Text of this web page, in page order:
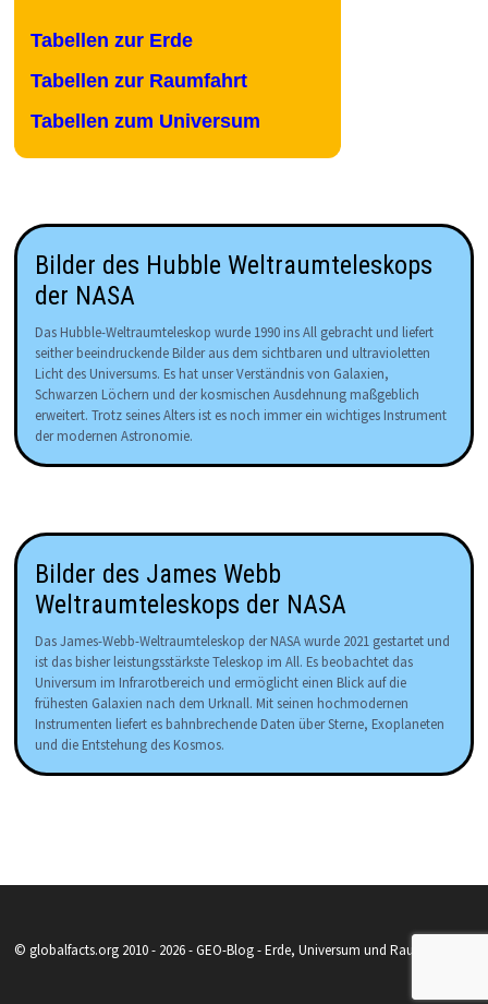
Tabellen zur Erde
Tabellen zur Raumfahrt
Tabellen zum Universum
Bilder des Hubble Weltraumteleskops
der NASA
Das Hubble-Weltraumteleskop wurde 1990 ins All gebracht und liefert
seither beeindruckende Bilder aus dem sichtbaren und ultravioletten
Licht des Universums. Es hat unser Verständnis von Galaxien,
Schwarzen Löchern und der kosmischen Ausdehnung maßgeblich
erweitert. Trotz seines Alters ist es noch immer ein wichtiges Instrument
der modernen Astronomie.
Bilder des James Webb
Weltraumteleskops der NASA
Das James-Webb-Weltraumteleskop der NASA wurde 2021 gestartet und
ist das bisher leistungsstärkste Teleskop im All. Es beobachtet das
Universum im Infrarotbereich und ermöglicht einen Blick auf die
frühesten Galaxien nach dem Urknall. Mit seinen hochmodernen
Instrumenten liefert es bahnbrechende Daten über Sterne, Exoplaneten
und die Entstehung des Kosmos.
© globalfacts.org 2010 - 2026 - GEO-Blog - Erde, Universum und Raumfahrt.